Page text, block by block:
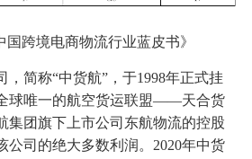
国跨境电商物流行业蓝皮书》
，简称“中货航”，于1998年正式挂
球唯一的航空货运联盟——天合货
集团旗下上市公司东航物流的控股
公司的绝大多数利润。2020年中货